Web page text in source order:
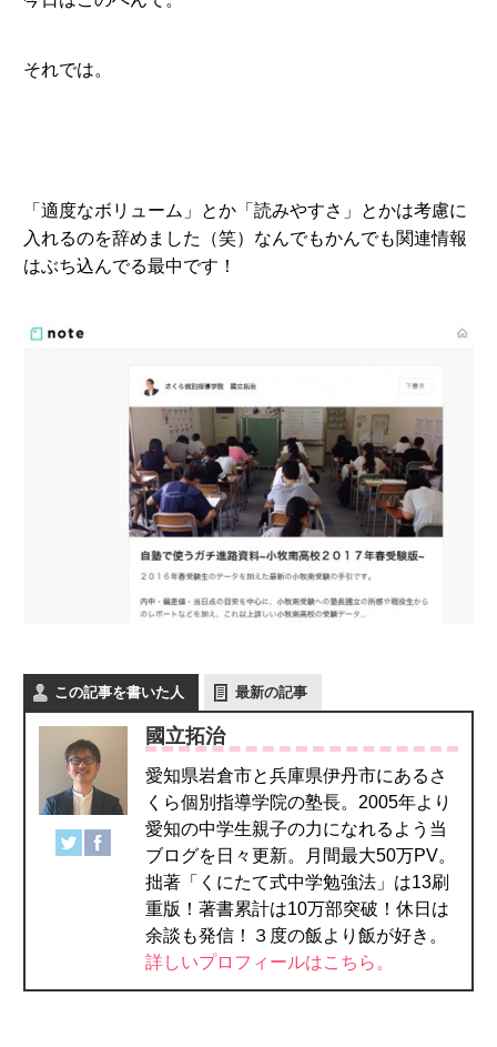
それでは。
「適度なボリューム」とか「読みやすさ」とかは考慮に
入れるのを辞めました（笑）なんでもかんでも関連情報
はぶち込んでる最中です！
この記事を書いた人 最新の記事
國立拓治
愛知県岩倉市と兵庫県伊丹市にあるさ
くら個別指導学院の塾長。2005年より
愛知の中学生親子の力になれるよう当
ブログを日々更新。月間最大50万PV。
拙著「くにたて式中学勉強法」は13刷
重版！著書累計は10万部突破！休日は
余談も発信！３度の飯より飯が好き。
詳しいプロフィールはこちら。